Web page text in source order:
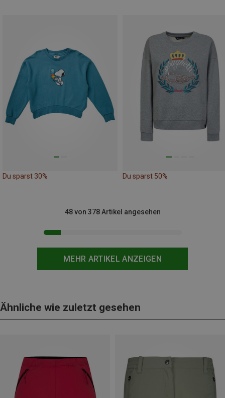
Du sparst 30% Du sparst 50%
MEHR ARTIKEL ANZEIGEN
48 von 378 Artikel angesehen
Ähnliche wie zuletzt gesehen